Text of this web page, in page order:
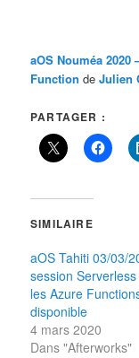
aOS Nouméa 2020
Function deJulien
PARTAGER :
SIMILAIRE
aOS Tahiti 03/03/
session
les Azure
disponible
4 mars 2020
Dans "Afterworks"